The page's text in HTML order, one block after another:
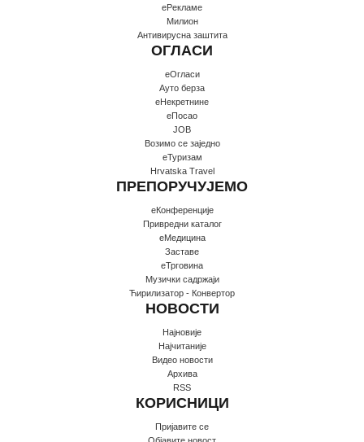
еРекламе
Милион
Антивирусна заштита
ОГЛАСИ
еОгласи
Ауто берза
еНекретнине
еПосао
JOB
Возимо се заједно
еТуризам
Hrvatska Travel
ПРЕПОРУЧУЈЕМО
еКонференције
Привредни каталог
еМедицина
Заставе
еТрговина
Музички садржаји
Ћирилизатор - Конвертор
НОВОСТИ
Најновије
Најчитаније
Видео новости
Архива
RSS
КОРИСНИЦИ
Пријавите се